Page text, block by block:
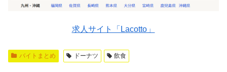
求人サイト「Lacotto」
バイトまとめ ドーナツ 飲食